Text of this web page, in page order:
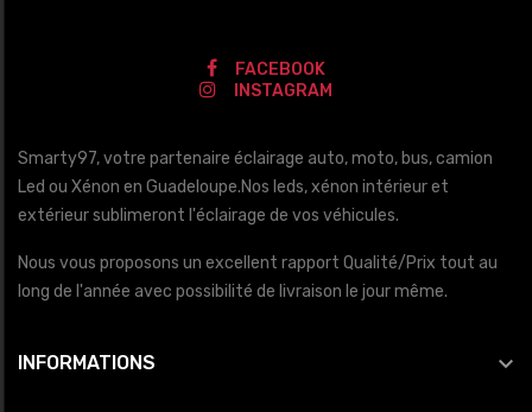
FACEBOOK
INSTAGRAM
Smarty97, votre partenaire éclairage auto, moto, bus, camion
Led ou Xénon en Guadeloupe.Nos leds, xénon intérieur et
extérieur sublimeront l'éclairage de vos véhicules.
Nous vous proposons un excellent rapport Qualité/Prix tout au
long de l'année avec possibilité de livraison le jour même.
INFORMATIONS 